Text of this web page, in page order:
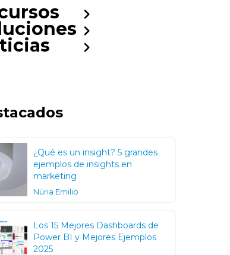
¿Qué es un insight? 5 grandes
ejemplos de insights en
marketing
Núria Emilio
Los 15 Mejores Dashboards de
Power BI y Mejores Ejemplos
2025